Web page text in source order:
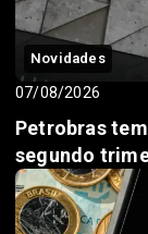
Novidades
07/08/2026
Petrobras
segundo